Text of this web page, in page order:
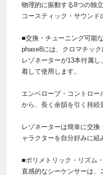
物理的に振動する8つの独
コースティック・サウンド
■交換・チューニング可能
phase8には、クロマチッ
レゾネーターが13本付属
着して使用します。
エンベロープ・コントロ
から、長く余韻を引く持続
レゾネーターは簡単に交
ャラクターを自分好みに組
■ポリメトリック・リズム
直感的なシーケンサーは、